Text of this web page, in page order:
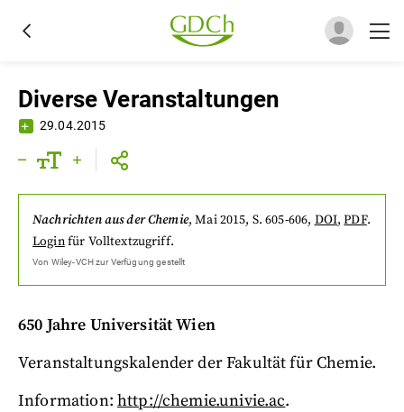
Diverse Veranstaltungen
29.04.2015
Nachrichten aus der Chemie,Mai 2015, S. 605-606, DOI,PDF.
Loginfür Volltextzugriff.
Von Wiley-VCHzur Verfügung gestellt
650 Jahre Universität Wien
Veranstaltungskalender der Fakultät für Chemie.
Information: http://chemie.univie.ac.